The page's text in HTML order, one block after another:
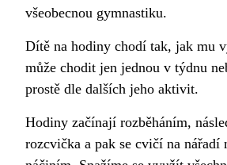
všeobecnou gymnastiku.
Dítě na hodiny chodí tak, jak mu
může chodit jen jednou v týdnu
prostě dle dalších jeho aktivit.
Hodiny začínají rozběháním,
rozcvička a pak se cvičí na nářadí